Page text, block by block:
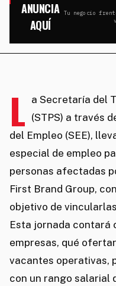
ANUNCIA
AQUÍ
Tu negocio
L a Secretaría del
(STPS) a través
del Empleo (SEE),
especial de empleo
personas afectadas
First Brand Group,
objetivo de
Esta jornada contará
empresas, qué
vacantes operativas,
con un rango salarial